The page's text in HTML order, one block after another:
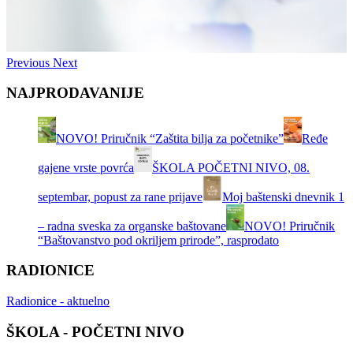
Previous Next
NAJPRODAVANIJE
NOVO! Priručnik “Zaštita bilja za početnike” Ređe
gajene vrste povrća ŠKOLA POČETNI NIVO, 08.
septembar, popust za rane prijave Moj baštenski dnevnik 1
– radna sveska za organske baštovane
NOVO! Priručnik
“Baštovanstvo pod okriljem prirode”, rasprodato
RADIONICE
Radionice - aktuelno
ŠKOLA - POČETNI NIVO